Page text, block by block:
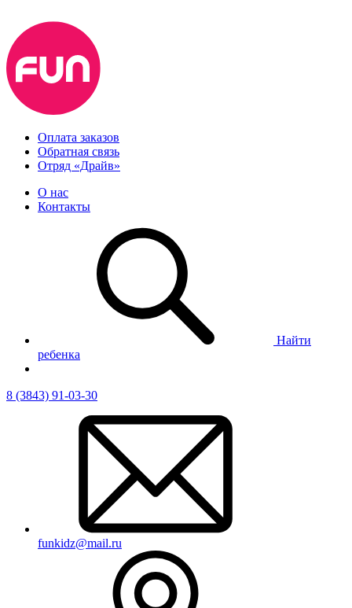
Оплата заказов
Обратная связь
Отряд «Драйв»
О нас
Контакты
Найти
ребенка
8 (3843) 91-03-30
funkidz@mail.ru